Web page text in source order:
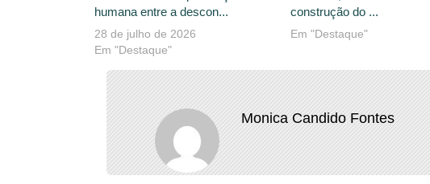
humana entre a descon...
28 de julho de 2026
Em "Destaque"
construção do ...
Em "Destaque"
Monica Candido Fontes